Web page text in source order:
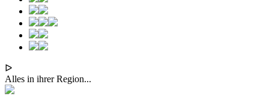
ᐅ
Alles in ihrer Region...